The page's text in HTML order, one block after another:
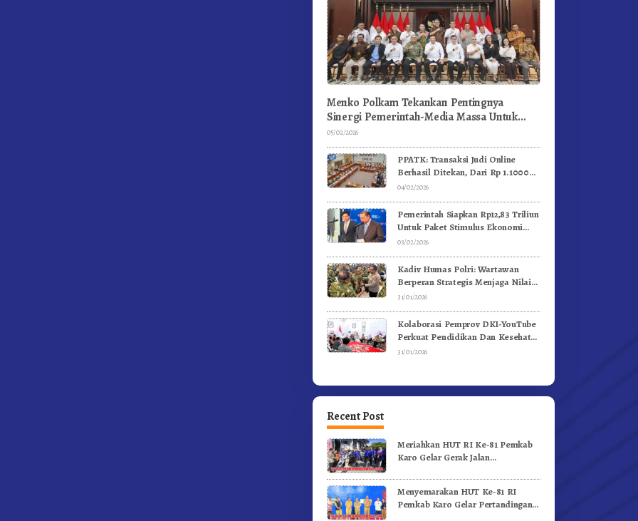
Menko Polkam Tekankan Pentingnya
Sinergi Pemerintah-Media Massa Untuk
Jaga Stabilitas Bangsa
05/02/2026
PPATK: Transaksi Judi Online
Berhasil Ditekan, Dari Rp 1.1000
Triliun Menjadi Rp 268 Triliun
04/02/2026
Pemerintah Siapkan Rp12,83 Triliun
Untuk Paket Stimulus Ekonomi
Kuartal I-2026
03/02/2026
Kadiv Humas Polri: Wartawan
Berperan Strategis Menjaga Nilai
Kebangsaan, Demokrasi, dan NKRI
31/01/2026
Kolaborasi Pemprov DKI-YouTube
Perkuat Pendidikan Dan Kesehatan
Mental
31/01/2026
Recent Post
Meriahkan HUT RI Ke-81 Pemkab
Karo Gelar Gerak Jalan
Menyemarakan HUT Ke-81 RI
Pemkab Karo Gelar Pertandingan